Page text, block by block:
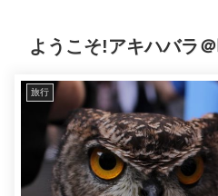
ようこそ!アキハバラ
旅行